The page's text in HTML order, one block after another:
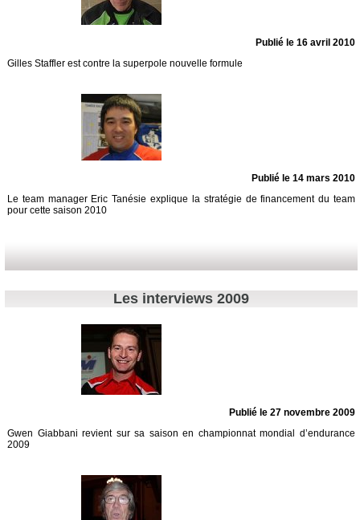
Publié le 16 avril 2010
Gilles Staffler est contre la superpole nouvelle formule
Publié le 14 mars 2010
Le team manager Eric Tanésie explique la stratégie de financement du team
pour cette saison 2010
Les interviews 2009
Publié le 27 novembre 2009
Gwen Giabbani revient sur sa saison en championnat mondial d’endurance
2009